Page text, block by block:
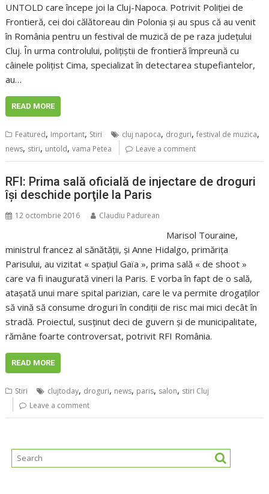
UNTOLD care începe joi la Cluj-Napoca. Potrivit Poliției de
Frontieră, cei doi călătoreau din Polonia și au spus că au venit
în România pentru un festival de muzică de pe raza judeţului
Cluj. În urma controlului, polițiștii de frontieră împreună cu
câinele polițist Cima, specializat în detectarea stupefiantelor,
au…
READ MORE
Featured, Important, Stiri cluj napoca, droguri,festival de muzica,
news, stiri, untold,vama Petea Leave a comment
RFI: Prima sală oficială de injectare de droguri
îşi deschide porţile la Paris
12 octombrie 2016 Claudiu Padurean
Marisol Touraine,
ministrul francez al sănătăţii, şi Anne Hidalgo, primăriţa
Parisului, au vizitat « spaţiul Gaïa », prima sală « de shoot »
care va fi inaugurată vineri la Paris. E vorba în fapt de o sală,
ataşată unui mare spital parizian, care le va permite drogaţilor
să vină să consume droguri în condiţii de risc mai mici decât în
stradă. Proiectul, susţinut deci de guvern şi de municipalitate,
rămâne foarte controversat, potrivit RFI România.
READ MORE
Stiri clujtoday, droguri, news, paris, salon, stiri Cluj
Leave a comment